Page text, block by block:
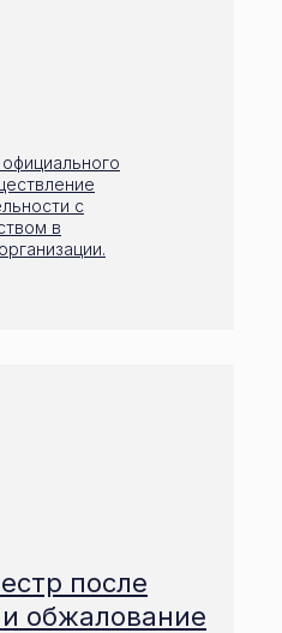
с
в
после
обжалование